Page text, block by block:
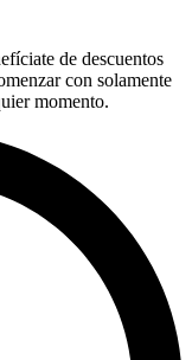
de descuentos
con solamente
momento.